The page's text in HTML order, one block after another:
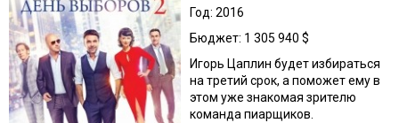
Год: 2016
Бюджет: 1 305 940 $
Игорь Цаплин будет избираться
на третий срок, а поможет ему в
этом уже знакомая зрителю
команда пиарщиков.